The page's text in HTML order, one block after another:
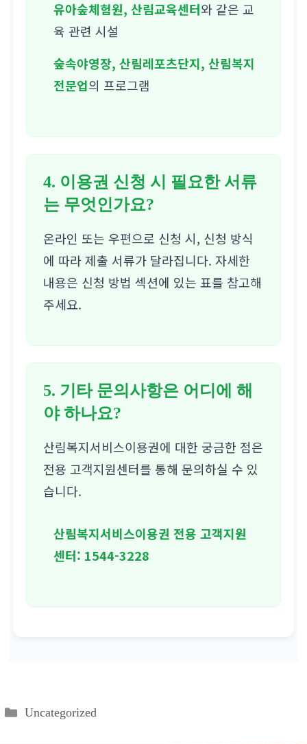
유아숲체험원, 산림교육센터와 같은 교
육 관련 시설
숲속야영장, 산림레포츠단지, 산림복지
전문업의 프로그램
4. 이용권 신청 시 필요한 서류
는 무엇인가요?
온라인 또는 우편으로 신청 시, 신청 방식
에 따라 제출 서류가 달라집니다. 자세한
내용은 신청 방법 섹션에 있는 표를 참고해
주세요.
5. 기타 문의사항은 어디에 해
야 하나요?
산림복지서비스이용권에 대한 궁금한 점은
전용 고객지원센터를 통해 문의하실 수 있
습니다.
산림복지서비스이용권 전용 고객지원
센터: 1544-3228
카
Uncategorized